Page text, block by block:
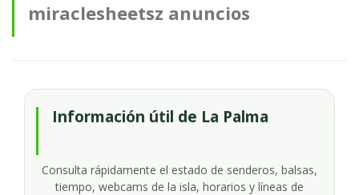
miraclesheetsz anuncios
Información útil de La Palma
Consulta rápidamente el estado de senderos, balsas,
tiempo, webcams de la isla, horarios y líneas de